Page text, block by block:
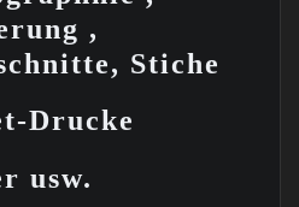
,
Stiche
Drucke
usw.